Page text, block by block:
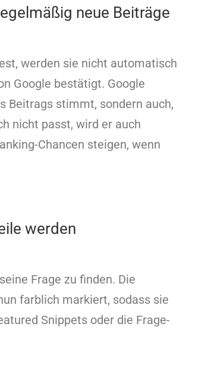
neue Beiträge
werden sie nicht automatisch
Google bestätigt. Google
Beitrags stimmt, sondern auch,
nicht passt, wird er auch
Chancen steigen, wenn
werden
Frage zu finden. Die
farblich markiert, sodass sie
Snippets oder die Frage-